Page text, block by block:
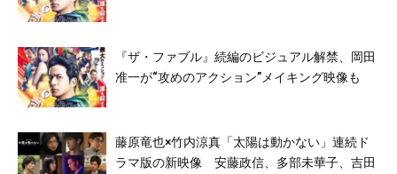
『ザ・ファブル』続編のビジュアル解禁、岡田
准一が“攻めのアクション”メイキング映像も
藤原竜也×竹内涼真「太陽は動かない」連続ド
ラマ版の新映像 安藤政信、多部未華子、吉田